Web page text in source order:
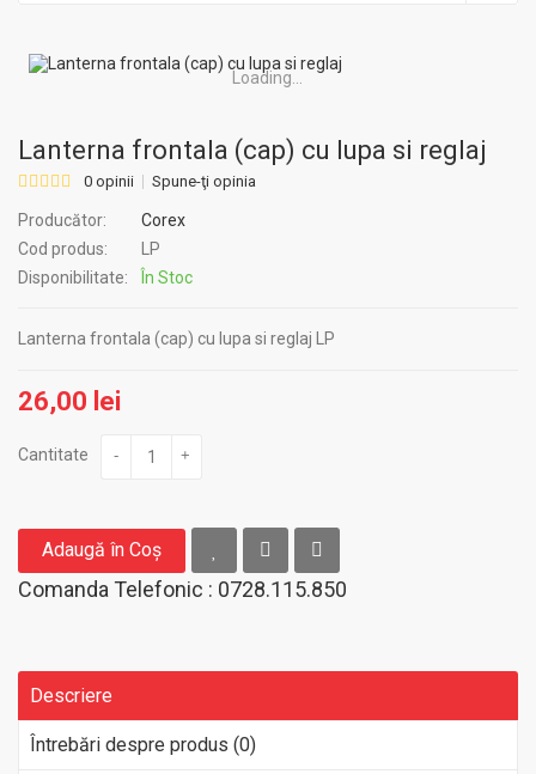
Loading...
Lanterna frontala (cap) cu lupa si reglaj
0 opinii Spune-ţi opinia
Producător:
Corex
Cod produs:
LP
Disponibilitate:
În Stoc
Lanterna frontala (cap) cu lupa si reglaj LP
26,00 lei
Cantitate - +
Adaugă în Coş
Comanda Telefonic : 0728.115.850
Descriere
Întrebări despre produs (0)